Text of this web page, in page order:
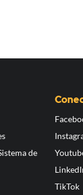
de
TikTok